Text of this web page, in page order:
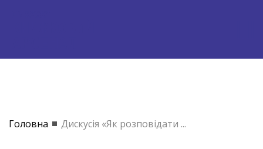
Головна Дискусія «Як розповідати ...